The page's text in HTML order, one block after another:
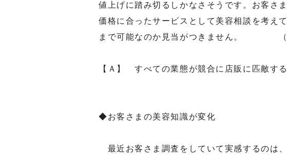
値上げに踏み切るしかなさそうです。お客さ
価格に合ったサービスとして美容相談を考え
まで可能なのか見当がつきません。 （中
【Ａ】 すべての業態が競合に店販に匹敵す
◆お客さまの美容知識が変化
最近お客さま調査をしていて実感するのは